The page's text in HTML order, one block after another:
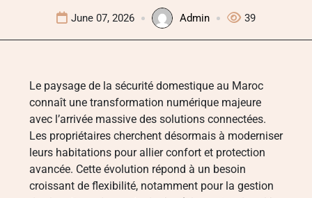
June 07, 2026 Admin 39
Le paysage de la sécurité domestique au Maroc
connaît une transformation numérique majeure
avec l’arrivée massive des solutions connectées.
Les propriétaires cherchent désormais à moderniser
leurs habitations pour allier confort et protection
avancée. Cette évolution répond à un besoin
croissant de flexibilité, notamment pour la gestion